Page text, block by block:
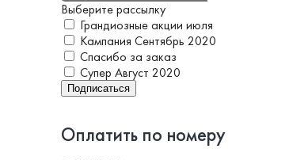
Выберите рассылку
Грандиозные акции июля
Кампания Сентябрь 2020
Спасибо за заказ
Супер Август 2020
Подписаться
Оплатить по номеру